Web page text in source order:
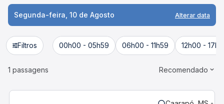
Segunda-feira, 10 de Agosto Alterar data
Filtros 00h00 - 05h59 06h00 - 11h59 12h00 -
1 passagens Recomendado